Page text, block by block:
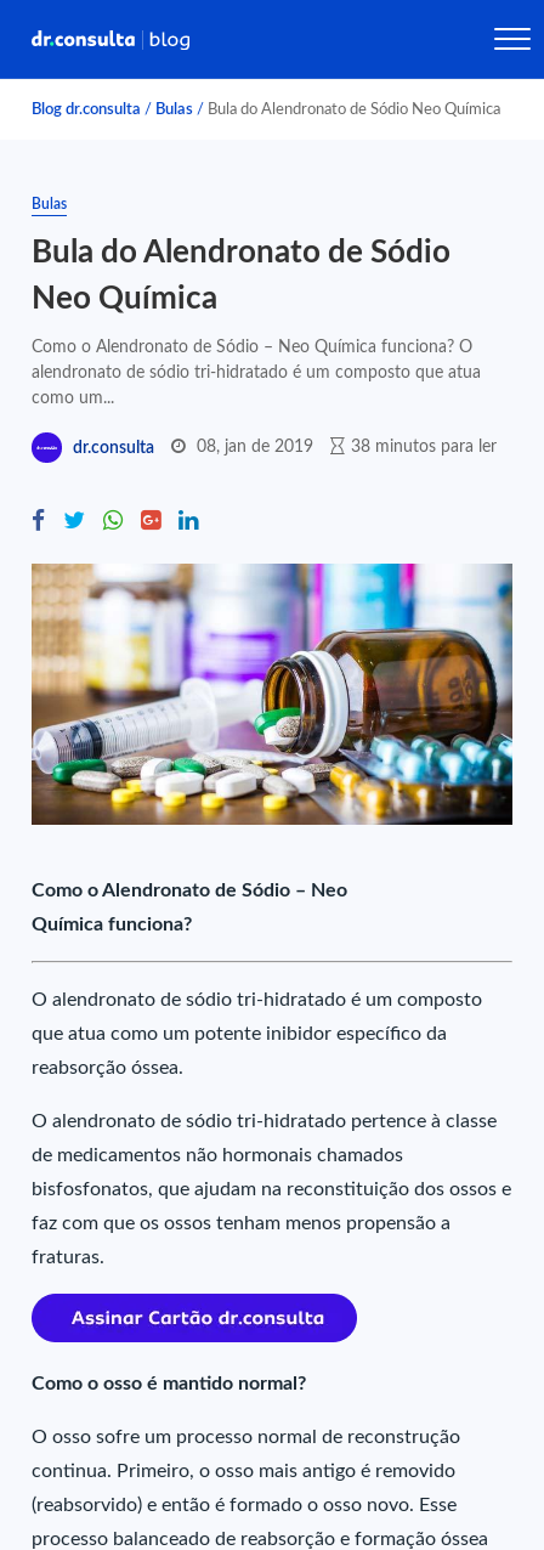
Blog dr.consulta / Bulas / Bula do Alendronato de Sódio Neo Química
Bulas
Bula do Alendronato de Sódio
Neo Química
Como o Alendronato de Sódio – Neo Química funciona? O
alendronato de sódio tri-hidratado é um composto que atua
como um...
dr.consulta 08, jan de 2019 38 minutos para ler
Como o Alendronato de Sódio – Neo
Química funciona?
O alendronato de sódio tri-hidratado é um composto
que atua como um potente inibidor específico da
reabsorção óssea.
O alendronato de sódio tri-hidratado pertence à classe
de medicamentos não hormonais chamados
bisfosfonatos, que ajudam na reconstituição dos ossos e
faz com que os ossos tenham menos propensão a
fraturas.
Como o osso é mantido normal?
O osso sofre um processo normal de reconstrução
continua. Primeiro, o osso mais antigo é removido
(reabsorvido) e então é formado o osso novo. Esse
processo balanceado de reabsorção e formação óssea